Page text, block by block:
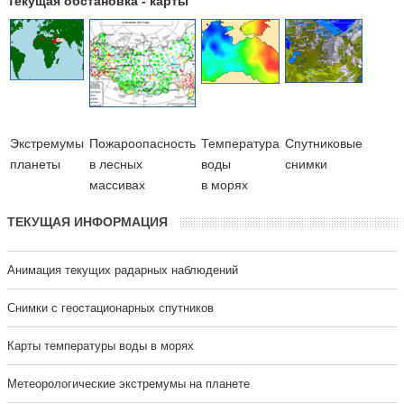
Экстремумы
планеты
Пожароопасность
в лесных
массивах
Температура
воды
в морях
Cпутниковые
снимки
ТЕКУЩАЯ ИНФОРМАЦИЯ
Анимация текущих радарных наблюдений
Cнимки с геостационарных спутников
Карты температуры воды в морях
Метеорологические экстремумы на планете